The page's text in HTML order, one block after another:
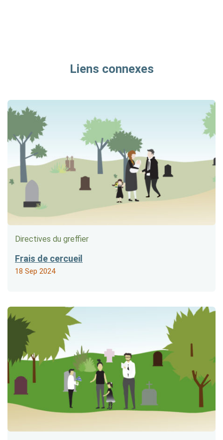
Liens connexes
Directives du greffier
Frais de cercueil
18 Sep 2024